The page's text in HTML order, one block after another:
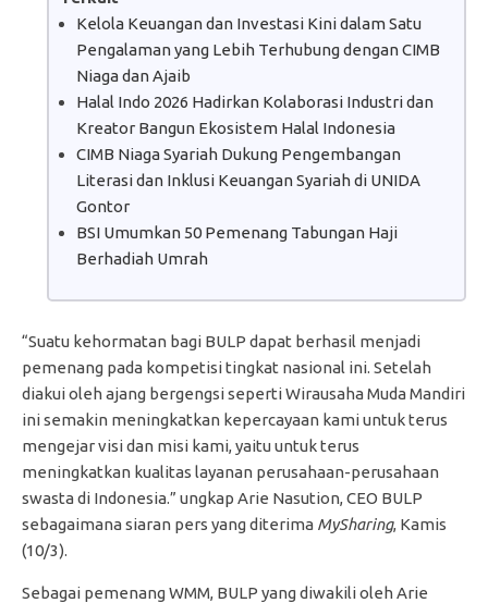
Kelola Keuangan dan Investasi Kini dalam Satu
Pengalaman yang Lebih Terhubung dengan CIMB
Niaga dan Ajaib
Halal Indo 2026 Hadirkan Kolaborasi Industri dan
Kreator Bangun Ekosistem Halal Indonesia
CIMB Niaga Syariah Dukung Pengembangan
Literasi dan Inklusi Keuangan Syariah di UNIDA
Gontor
BSI Umumkan 50 Pemenang Tabungan Haji
Berhadiah Umrah
“Suatu kehormatan bagi BULP dapat berhasil menjadi
pemenang pada kompetisi tingkat nasional ini. Setelah
diakui oleh ajang bergengsi seperti Wirausaha Muda Mandiri
ini semakin meningkatkan kepercayaan kami untuk terus
mengejar visi dan misi kami, yaitu untuk terus
meningkatkan kualitas layanan perusahaan-perusahaan
swasta di Indonesia.” ungkap Arie Nasution, CEO BULP
sebagaimana siaran pers yang diterima MySharing, Kamis
(10/3).
Sebagai pemenang WMM, BULP yang diwakili oleh Arie